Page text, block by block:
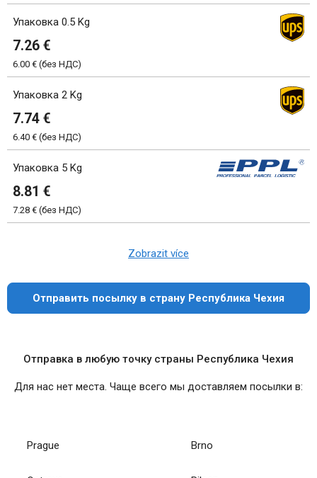
Упаковка 0.5 Kg
7.26 €
6.00 € (без НДС)
Упаковка 2 Kg
7.74 €
6.40 € (без НДС)
Упаковка 5 Kg
8.81 €
7.28 € (без НДС)
Zobrazit více
Отправить посылку в страну Республика Чехия
Отправка в любую точку страны Республика Чехия
Для нас нет места. Чаще всего мы доставляем посылки в:
Prague Brno